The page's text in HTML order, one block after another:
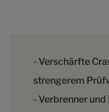
- Verschärfte
strengerem
- Verbrenner